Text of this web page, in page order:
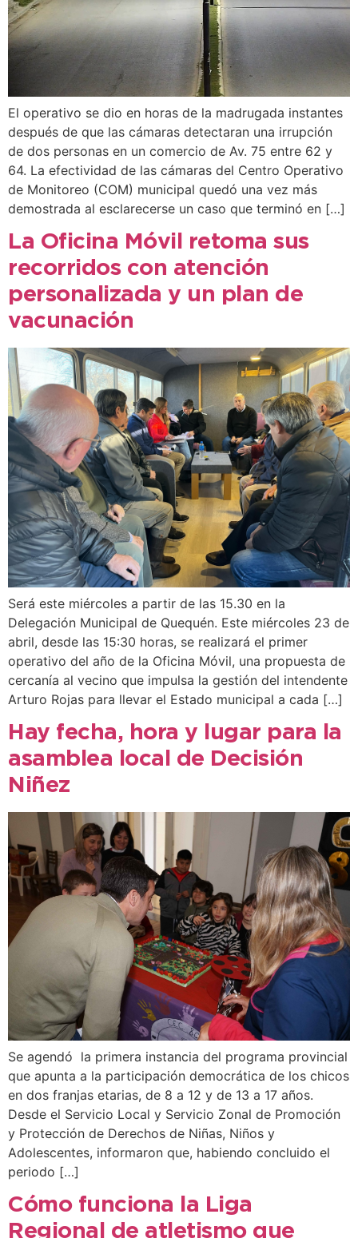
El operativo se dio en horas de la madrugada instantes
después de que las cámaras detectaran una irrupción
de dos personas en un comercio de Av. 75 entre 62 y
64. La efectividad de las cámaras del Centro Operativo
de Monitoreo (COM) municipal quedó una vez más
demostrada al esclarecerse un caso que terminó en […]
La Oficina Móvil retoma sus
recorridos con atención
personalizada y un plan de
vacunación
Será este miércoles a partir de las 15.30 en la
Delegación Municipal de Quequén. Este miércoles 23 de
abril, desde las 15:30 horas, se realizará el primer
operativo del año de la Oficina Móvil, una propuesta de
cercanía al vecino que impulsa la gestión del intendente
Arturo Rojas para llevar el Estado municipal a cada […]
Hay fecha, hora y lugar para la
asamblea local de Decisión
Niñez
Se agendó la primera instancia del programa provincial
que apunta a la participación democrática de los chicos
en dos franjas etarias, de 8 a 12 y de 13 a 17 años.
Desde el Servicio Local y Servicio Zonal de Promoción
y Protección de Derechos de Niñas, Niños y
Adolescentes, informaron que, habiendo concluido el
periodo […]
Cómo funciona la Liga
Regional de atletismo que